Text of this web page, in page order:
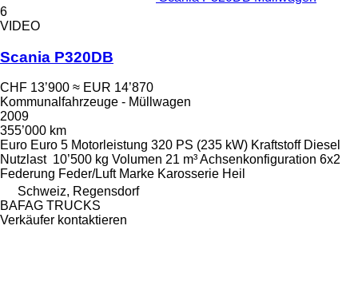
6
VIDEO
Scania P320DB
CHF 13’900 ≈ EUR 14’870
Kommunalfahrzeuge - Müllwagen
2009
355’000 km
Euro Euro 5 Motorleistung 320 PS (235 kW) Kraftstoff Diesel
Nutzlast 10’500 kg Volumen 21 m³Achsenkonfiguration 6x2
Federung Feder/Luft Marke Karosserie Heil
Schweiz, Regensdorf
BAFAG TRUCKS
Verkäufer kontaktieren